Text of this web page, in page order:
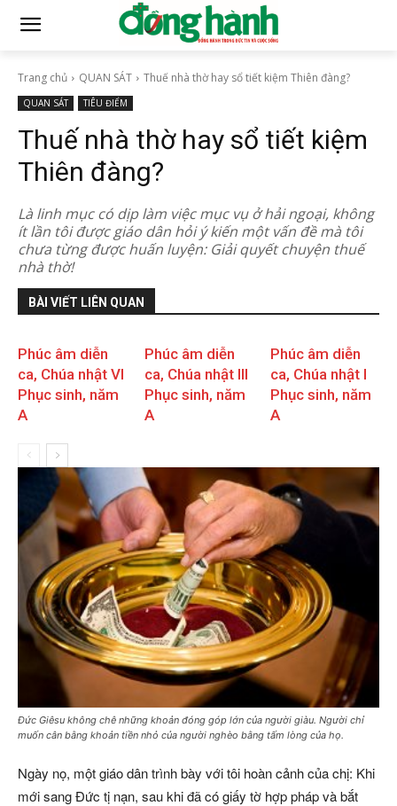
Trang chủ QUAN SÁT Thuế nhà thờ hay sổ tiết kiệm Thiên đàng?
QUAN SÁT TIÊU ĐIỂM
Thuế nhà thờ hay sổ tiết kiệm
Thiên đàng?
Là linh mục có dịp làm việc mục vụ ở hải ngoại, không
ít lần tôi được giáo dân hỏi ý kiến một vấn đề mà tôi
chưa từng được huấn luyện: Giải quyết chuyện thuế
nhà thờ!
BÀI VIẾT LIÊN QUAN
Phúc âm diễn
ca, Chúa nhật VI
Phục sinh, năm
A
Phúc âm diễn
ca, Chúa nhật III
Phục sinh, năm
A
Phúc âm diễn
ca, Chúa nhật I
Phục sinh, năm
A
Đức Giêsu không chê những khoản đóng góp lớn của người giàu. Người chỉ
muốn cân bằng khoản tiền nhỏ của người nghèo bằng tấm lòng của họ.
Ngày nọ, một giáo dân trình bày với tôi hoàn cảnh của chị: Khi
mới sang Đức tị nạn, sau khi đã có giấy tờ hợp pháp và bắt